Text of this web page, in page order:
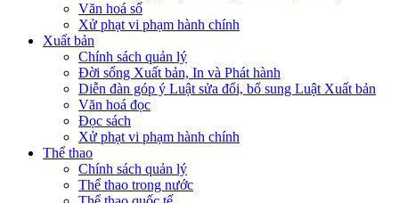
Văn hoá số
Xử phạt vi phạm hành chính
Xuất bản
Chính sách quản lý
Đời sống Xuất bản, In và Phát hành
Diễn đàn góp ý Luật sửa đổi, bổ sung Luật Xuất bản
Văn hoá đọc
Đọc sách
Xử phạt vi phạm hành chính
Thể thao
Chính sách quản lý
Thể thao trong nước